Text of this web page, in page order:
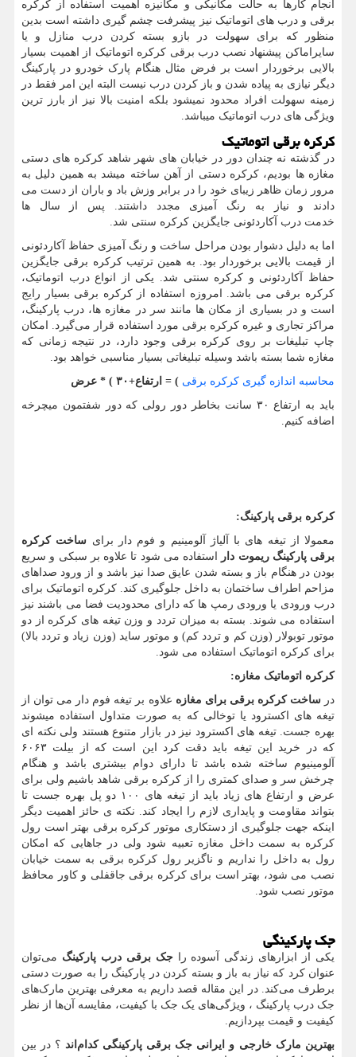
انجام کارها به حالت مکانیکی و مکانیزه اهمیت استفاده از کرکره
برقی و درب های اتوماتیک نیز پیشرفت چشم گیری داشته است بدین
منظور که برای سهولت در بازو بسته کردن درب منازل و یا
سایراماکن پیشنهاد نصب درب برقی کرکره اتوماتیک از اهمیت بسیار
بالایی برخوردار است بر فرض مثال هنگام پارک خودرو در پارکینگ
دیگر نیازی به پیاده شدن و باز کردن درب نیست البته این امر فقط در
زمینه سهولت افراد محدود نمیشود بلکه امنیت بالا نیز از بارز ترین
ویژگی های درب اتوماتیک میباشد.
کرکره برقی اتوماتیک
در گذشته نه چندان دور در خیابان های شهر شاهد کرکره های دستی
مغازه ها بودیم، کرکره دستی از آهن ساخته میشد به همین دلیل به
مرور زمان ظاهر زیبای خود را در برابر وزش باد و باران از دست می
دادند و نیاز به رنگ آمیزی مجدد داشتند. پس از سال ها
خدمت درب آکاردئونی جایگزین کرکره سنتی شد.
اما به دلیل دشوار بودن مراحل ساخت و رنگ آمیزی حفاظ آکاردئونی
از قیمت بالایی برخوردار بود. به همین ترتیب کرکره برقی جایگزین
حفاظ آکاردئونی و کرکره سنتی شد. یکی از انواع درب اتوماتیک،
کرکره برقی می باشد. امروزه استفاده از کرکره برقی بسیار رایج
است و در بسیاری از مکان ها مانند سر در مغازه ها، درب پارکینگ،
مراکز تجاری و غیره کرکره برقی مورد استفاده قرار می‌گیرد. امکان
چاپ تبلیغات بر روی کرکره برقی وجود دارد، در نتیجه زمانی که
مغازه شما بسته باشد وسیله تبلیغاتی بسیار مناسبی خواهد بود.
محاسبه اندازه گیری کرکره برقی = ( ارتفاع+۳۰ ) * عرض
باید به ارتفاع ۳۰ سانت بخاطر دور رولی که دور شفتمون میچرخه
اضافه کنیم.
کرکره برقی پارکینگ:
معمولا از تیغه های با آلیاژ آلومینیم و فوم دار برای ساخت کرکره
برقی پارکینگ ریموت دار استفاده می شود تا علاوه بر سبکی و سریع
بودن در هنگام باز و بسته شدن عایق صدا نیز باشد و از ورود صداهای
مزاحم اطراف ساختمان به داخل جلوگیری کند. کرکره اتوماتیک برای
درب ورودی یا ورودی رمپ ها که دارای محدودیت فضا می باشند نیز
استفاده می شوند. بسته به میزان تردد و وزن تیغه های کرکره از دو
موتور توبولار (وزن کم و تردد کم) و موتور ساید (وزن زیاد و تردد بالا)
برای کرکره اتوماتیک استفاده می شود.
کرکره اتوماتیک مغازه:
درساخت کرکره برقی برای مغازه علاوه بر تیغه فوم دار می توان از
تیغه های اکسترود یا توخالی که به صورت متداول استفاده میشوند
بهره جست. تیغه های اکسترود نیز در بازار متنوع هستند ولی نکته ای
که در خرید این تیغه باید دقت کرد این است که از بیلت ۶۰۶۳
آلومینیوم ساخته شده باشد تا دارای دوام بیشتری باشد و هنگام
چرخش سر و صدای کمتری را از کرکره برقی شاهد باشیم ولی برای
عرض و ارتفاع های زیاد باید از تیغه های ۱۰۰ دو پل بهره جست تا
بتواند مقاومت و پایداری لازم را ایجاد کند. نکته ی حائز اهمیت دیگر
اینکه جهت جلوگیری از دستکاری موتور کرکره برقی بهتر است رول
کرکره به سمت داخل مغازه تعبیه شود ولی در جاهایی که امکان
رول به داخل را نداریم و ناگزیر رول کرکره برقی به سمت خیابان
نصب می شود، بهتر است برای کرکره برقی جاقفلی و کاور محافظ
موتور نصب شود.
جک پارکینگی
یکی از ابزارهای زندگی آسوده راجک برقی درب پارکینگ می‌توان
عنوان کرد که نیاز به باز و بسته کردن در پارکینگ را به صورت دستی
برطرف می‌کند. در این مقاله قصد داریم به معرفی بهترین مارک‌های
جک درب پارکینگ ، ویژگی‌های یک جک با کیفیت، مقایسه آن‌ها از نظر
کیفیت و قیمت بپردازیم.
بهترین مارک خارجی و ایرانی جک برقی پارکینگی کدام‌اند ؟ در بین